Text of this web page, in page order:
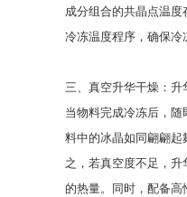
成分组合的共晶点温
冷冻温度程序，确保冷
三、真空升华干燥：升
当物料完成冷冻后，
料中的冰晶如同翩翩
之，若真空度不足，
的热量。同时，配备高